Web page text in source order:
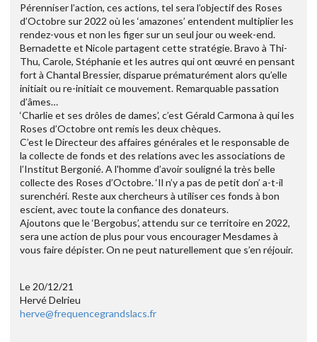
Pérenniser l’action, ces actions, tel sera l’objectif des Roses
d’Octobre sur 2022 où les ‘amazones’ entendent multiplier les
rendez-vous et non les figer sur un seul jour ou week-end.
Bernadette et Nicole partagent cette stratégie. Bravo à Thi-
Thu, Carole, Stéphanie et les autres qui ont œuvré en pensant
fort à Chantal Bressier, disparue prématurément alors qu’elle
initiait ou re-initiait ce mouvement. Remarquable passation
d’âmes…
‘Charlie et ses drôles de dames’, c’est Gérald Carmona à qui les
Roses d’Octobre ont remis les deux chèques.
C’est le Directeur des affaires générales et le responsable de
la collecte de fonds et des relations avec les associations de
l’Institut Bergonié. A l'homme d’avoir souligné la très belle
collecte des Roses d’Octobre. ‘Il n’y a pas de petit don’ a-t-il
surenchéri. Reste aux chercheurs à utiliser ces fonds à bon
escient, avec toute la confiance des donateurs.
Ajoutons que le ‘Bergobus’, attendu sur ce territoire en 2022,
sera une action de plus pour vous encourager Mesdames à
vous faire dépister. On ne peut naturellement que s’en réjouir.
Le 20/12/21
Hervé Delrieu
herve@frequencegrandslacs.fr